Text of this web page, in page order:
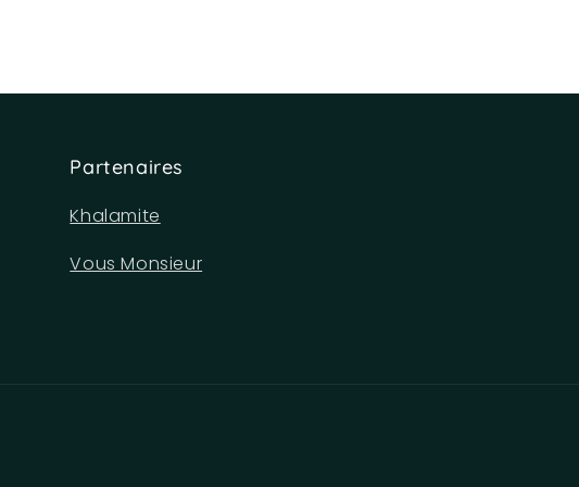
Partenaires
Khalamite
Vous Monsieur